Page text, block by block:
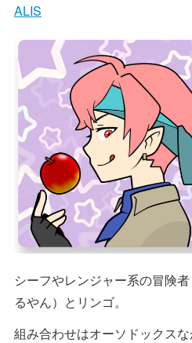
ALIS
シーフやレンジャー系の冒険
るやん）とリンゴ。
組み合わせはオーソドックスな